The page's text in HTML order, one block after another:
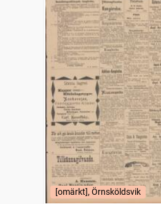
[omärkt], Örnsköldsvik